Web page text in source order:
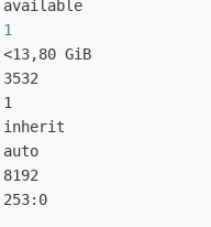
GiB
3532
1
auto